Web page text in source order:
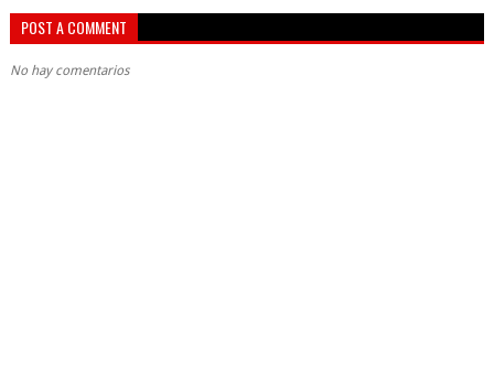
POST A COMMENT
No hay comentarios